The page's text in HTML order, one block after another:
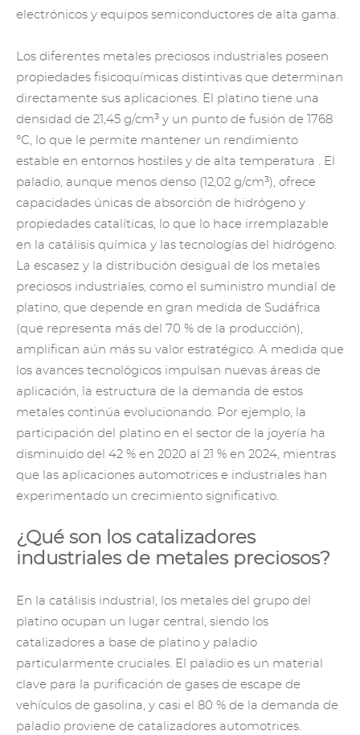
electrónicos y equipos semiconductores de alta gama.
Los diferentes metales preciosos industriales poseen
propiedades fisicoquímicas distintivas que determinan
directamente sus aplicaciones. El platino tiene una
densidad de 21,45 g/cm³ y un punto de fusión de 1768
°C, lo que le permite mantener un rendimiento
estable en entornos hostiles y de alta temperatura . El
paladio, aunque menos denso (12,02 g/cm³), ofrece
capacidades únicas de absorción de hidrógeno y
propiedades catalíticas, lo que lo hace irremplazable
en la catálisis química y las tecnologías del hidrógeno.
La escasez y la distribución desigual de los metales
preciosos industriales, como el suministro mundial de
platino, que depende en gran medida de Sudáfrica
(que representa más del 70 % de la producción),
amplifican aún más su valor estratégico. A medida que
los avances tecnológicos impulsan nuevas áreas de
aplicación, la estructura de la demanda de estos
metales continúa evolucionando. Por ejemplo, la
participación del platino en el sector de la joyería ha
disminuido del 42 % en 2020 al 21 % en 2024, mientras
que las aplicaciones automotrices e industriales han
experimentado un crecimiento significativo.
¿Qué son los catalizadores
industriales de metales preciosos?
En la catálisis industrial, los metales del grupo del
platino ocupan un lugar central, siendo los
catalizadores a base de platino y paladio
particularmente cruciales. El paladio es un material
clave para la purificación de gases de escape de
vehículos de gasolina, y casi el 80 % de la demanda de
paladio proviene de catalizadores automotrices.